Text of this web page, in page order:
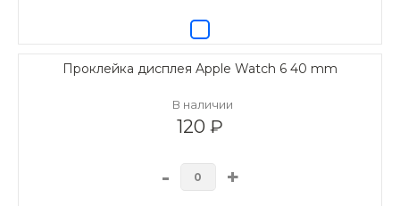
Проклейка дисплея Apple Watch 6 40 mm
В наличии
120 ₽
- +